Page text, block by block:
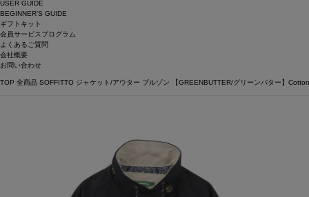
USER GUIDE
BEGINNER’S GUIDE
ギフトキット
会員サービスプログラム
よくあるご質問
会社概要
お問い合わせ
TOP 全商品 SOFFITTO ジャケット/アウター ブルゾン 【GREENBUTTER/グリーンバター】